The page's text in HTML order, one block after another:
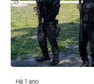
Há 1 ano